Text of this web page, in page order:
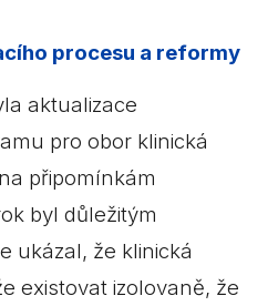
procesu a reformy
aktualizace
pro obor klinická
připomínkám
byl důležitým
ukázal, že klinická
existovat izolovaně, že